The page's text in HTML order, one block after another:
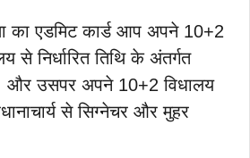
का एडमिट कार्ड आप अपने 10+2
से निर्धारित तिथि के अंतर्गत
और उसपर अपने 10+2 विधालय
से सिग्नेचर और मुहर